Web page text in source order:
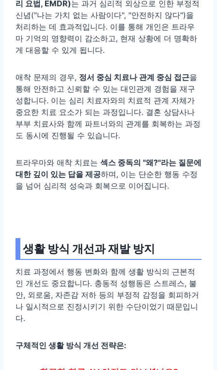
리 요법, EMDR)는 과거 심리적 외상으로 인한 부정적
신념("나는 가치 없는 사람이다", "안전하지 않다")을
처리하는 데 효과적입니다. 이를 통해 개인은 트라우
마 기억의 영향력이 감소하고, 현재 상황에 더 명확하
게 대응할 수 있게 됩니다.
애착 문제의 경우, 정서 중심 치료나 관계 중심 접근을
통해 안전하고 신뢰할 수 있는 대인관계 경험을 재구
성합니다. 이는 심리 치료자와의 치료적 관계 자체가
중요한 치료 요소가 되는 과정입니다. 결혼 상담사나
부부 치료사와 함께 파트너와의 관계를 회복하는 과정
도 동시에 진행될 수 있습니다.
트라우마와 애착 치료는 섹스 중독의 "왜?"라는 질문에
대한 깊이 있는 답을 제공하며, 이는 단순한 행동 수정
을 넘어 심리적 성숙과 회복으로 이어집니다.
생활 방식 개선과 재발 방지
치료 과정에서 행동 변화와 함께 생활 방식의 근본적
인 개선도 중요합니다. 충동적 성행동은 스트레스, 불
안, 외로움, 자존감 저하 등의 부정적 감정을 회피하거
나 일시적으로 진정시키기 위한 수단이었기 때문입니
다.
구체적인 생활 방식 개선 전략은: